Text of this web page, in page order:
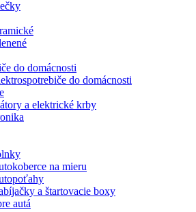
do domácnosti
do domácnosti
a elektrické krby
na mieru
a štartovacie boxy
autá